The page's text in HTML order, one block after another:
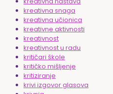
kreativna snaga
kreativna učionica
kreativne aktivnosti
kreativnost
kreativnost u radu
kritičari škole
kritičko mišljenje
kritiziranje
krivi izgovor glasova